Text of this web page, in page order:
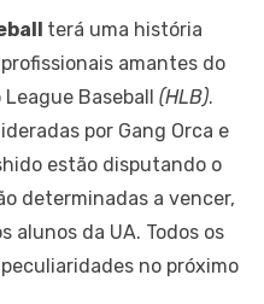
terá uma história
amantes do
Baseball (HLB).
por Gang Orca e
estão disputando o
determinadas a vencer,
alunos da UA. Todos os
no próximo